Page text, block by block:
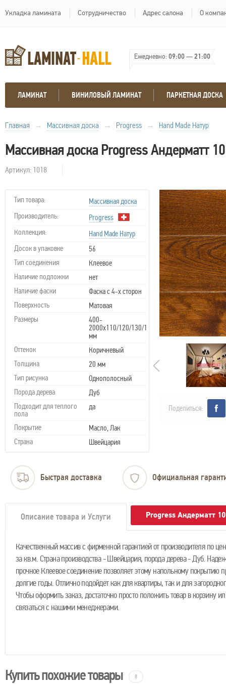
Укладка ламината Сотрудничество Адрес салона О
Ежедневно:09:00—21:00
ЛАМИНАТ ВИНИЛОВЫЙ ЛАМИНАТ ПАРКЕТНАЯ ДОСКА
Главная → Массивная доска → Progress → Hand Made Натур
Массивная доска Progress Андерматт
Артикул: 1018
Тип товара:
Массивная доска
Производитель:
Progress
Коллекция:
Hand Made Натур
Досок в упаковке
56
Тип соединения
Клеевое
Наличие подложки
нет
Наличие фаски
Фаска с 4-х сторон
Поверхность
Матовая
Размеры
400-
2000х110/120/130/150х20
мм
Оттенок
Коричневый
Толщина
20 мм
Тип рисунка
Однополосный
Порода дерева
Дуб
Подходит для теплого
пола
да
Покрытие
Масло, Лак
Страна
Швейцария
Поделиться:
Быстрая доставка Официальная
Описание товара и Услуги Progress Андерматт
Качественный массив с фирменной гарантией от производителя по
за кв.м. Страна производства - Швейцария, порода дерева - Дуб.
прочное Клеевое соединение позволяет этому напольному покрытию
долгие годы. Отлично подойдет как для квартиры, так и для
Чтобы оформить заказ, достаточно просто положить товар в корзину
связаться с нашими менеджерами.
Купить похожие товары 8